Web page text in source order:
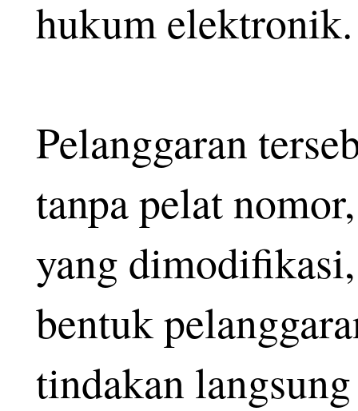
hukum
Pelanggaran
tanpa pelat
yang
bentuk
tindakan